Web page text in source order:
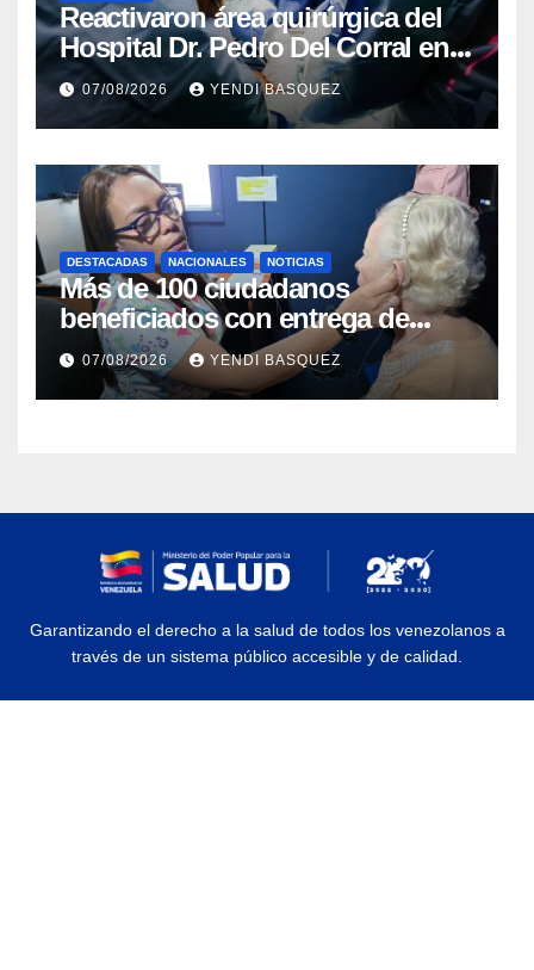
Reactivaron área quirúrgica del
Hospital Dr. Pedro Del Corral en
Guárico
07/08/2026 YENDI BASQUEZ
DESTACADAS NACIONALES NOTICIAS
Más de 100 ciudadanos
beneficiados con entrega de
prótesis auditivas en el Centro de
Rehabilitación J.J. Arvelo
07/08/2026 YENDI BASQUEZ
Garantizando el derecho a la salud de todos los venezolanos a
través de un sistema público accesible y de calidad.